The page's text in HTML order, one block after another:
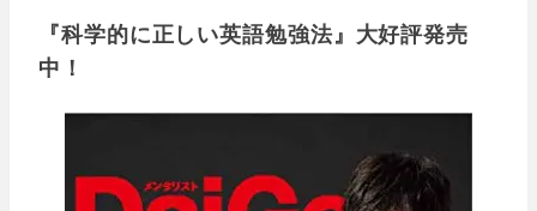
『科学的に正しい英語勉強法』大好評発売
中！